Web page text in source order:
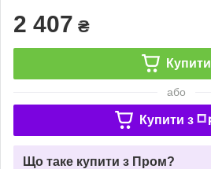
2 407 ₴
Купити
або
Купити з
Що таке купити з Пром?